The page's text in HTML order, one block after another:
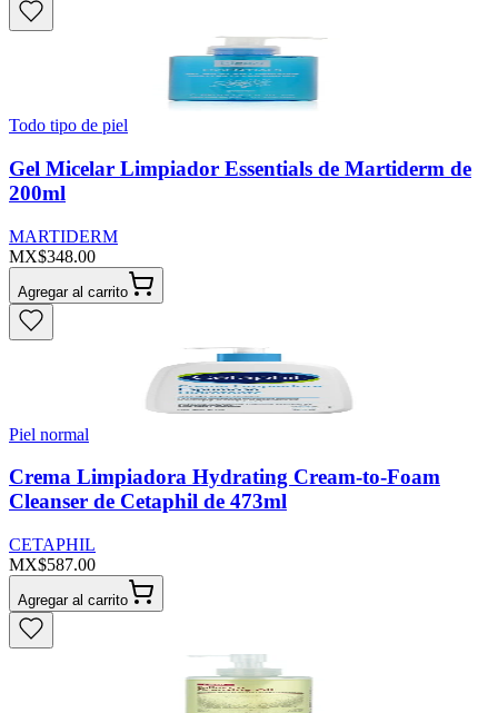
Todo tipo de piel
Gel Micelar Limpiador Essentials de Martiderm de
200ml
MARTIDERM
MX$348.00
Agregar al carrito
Piel normal
Crema Limpiadora Hydrating Cream-to-Foam
Cleanser de Cetaphil de 473ml
CETAPHIL
MX$587.00
Agregar al carrito